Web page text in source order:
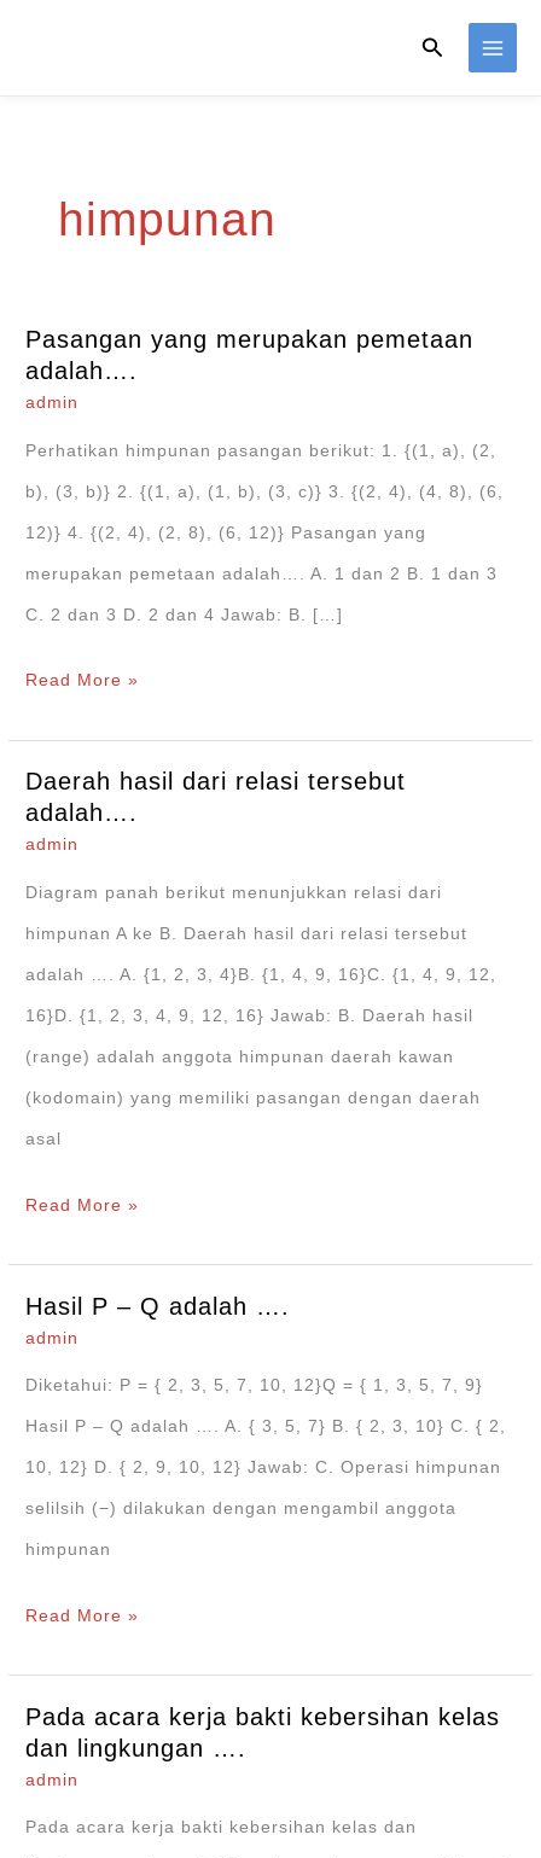
Search
himpunan
Pasangan yang merupakan pemetaan
adalah….
admin
Perhatikan himpunan pasangan berikut: 1. {(1, a), (2,
b), (3, b)} 2. {(1, a), (1, b), (3, c)} 3. {(2, 4), (4, 8), (6,
12)} 4. {(2, 4), (2, 8), (6, 12)} Pasangan yang
merupakan pemetaan adalah…. A. 1 dan 2 B. 1 dan 3
C. 2 dan 3 D. 2 dan 4 Jawab: B. […]
Pasangan
pemetaan
adalah….
Read More »
Daerah hasil dari relasi tersebut
adalah….
admin
Diagram panah berikut menunjukkan relasi dari
himpunan A ke B. Daerah hasil dari relasi tersebut
adalah …. A. {1, 2, 3, 4}B. {1, 4, 9, 16}C. {1, 4, 9, 12,
16}D. {1, 2, 3, 4, 9, 12, 16} Jawab: B. Daerah hasil
(range) adalah anggota himpunan daerah kawan
(kodomain) yang memiliki pasangan dengan daerah
asal
Daerah
Read More »
Hasil P – Q adalah ….
admin
Diketahui: P = { 2, 3, 5, 7, 10, 12}Q = { 1, 3, 5, 7, 9}
Hasil P – Q adalah …. A. { 3, 5, 7} B. { 2, 3, 10} C. { 2,
10, 12} D. { 2, 9, 10, 12} Jawab: C. Operasi himpunan
selilsih (−) dilakukan dengan mengambil anggota
himpunan
Hasil
Q
adalah
….
Read More »
Pada acara kerja bakti kebersihan kelas
dan lingkungan ….
admin
Pada acara kerja bakti kebersihan kelas dan